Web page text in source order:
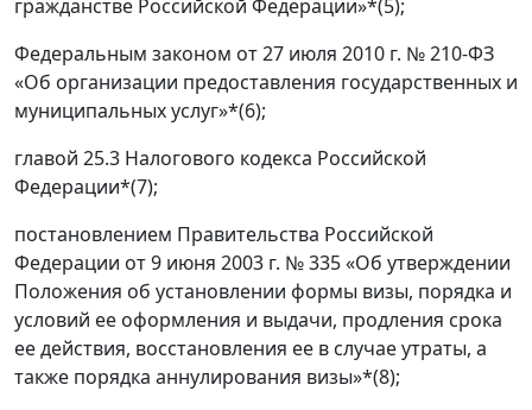
гражданстве Российской Федерации»*(5);
Федеральным законом от 27 июля 2010 г. № 210-ФЗ
«Об организации предоставления государственных и
муниципальных услуг»*(6);
главой 25.3 Налогового кодекса Российской
Федерации*(7);
постановлением Правительства Российской
Федерации от 9 июня 2003 г. № 335 «Об утверждении
Положения об установлении формы визы, порядка и
условий ее оформления и выдачи, продления срока
ее действия, восстановления ее в случае утраты, а
также порядка аннулирования визы»*(8);